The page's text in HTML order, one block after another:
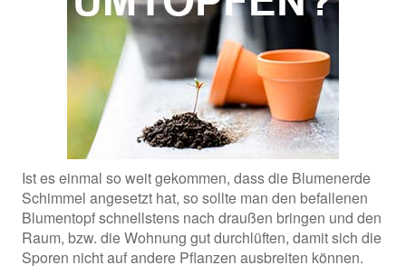
Ist es einmal so weit gekommen, dass die Blumenerde
Schimmel angesetzt hat, so sollte man den befallenen
Blumentopf schnellstens nach draußen bringen und den
Raum, bzw. die Wohnung gut durchlüften, damit sich die
Sporen nicht auf andere Pflanzen ausbreiten können.